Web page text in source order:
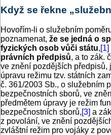
Když se řekne
Hovořím-li o služebním
poznamenat, že se jedná o
fyzických osob vůči státu,[1]
právních předpisů, a to zák.
ve znění pozdějších
úpravu režimu tzv. státních
č. 361/2003 Sb., o služebním
bezpečnostních sborů, ve
předmětem úpravy je režim
bezpečnostních sborů,[3] a
z povolání, ve znění
zvláštní režim pro vojáky z